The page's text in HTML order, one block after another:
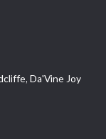
Da'Vine Joy